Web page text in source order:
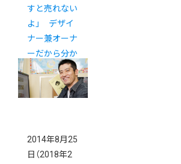
すと売れない
よ」 デザイ
ナー兼オーナ
ーだから分か
るんです。
2014年8月25
日 （2018年2